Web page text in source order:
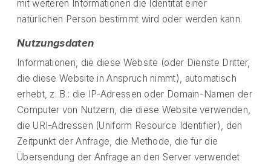
mit weiteren Informationen die Identität einer
natürlichen Person bestimmt wird oder werden kann.
Nutzungsdaten
Informationen, die diese Website (oder Dienste Dritter,
die diese Website in Anspruch nimmt), automatisch
erhebt, z. B.: die IP-Adressen oder Domain-Namen der
Computer von Nutzern, die diese Website verwenden,
die URI-Adressen (Uniform Resource Identifier), den
Zeitpunkt der Anfrage, die Methode, die für die
Übersendung der Anfrage an den Server verwendet